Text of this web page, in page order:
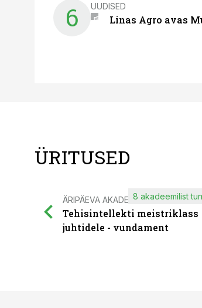
6 UUDISED
Linas Agro avas
ÜRITUSED
ÄRIPÄEVA AKADEEMIA
Tehisintellekti meistriklass
juhtidele - vundament
8 akadeemilist